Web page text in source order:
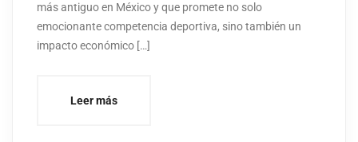
más antiguo en México y que promete no solo
emocionante competencia deportiva, sino también un
impacto económico […]
Leer más